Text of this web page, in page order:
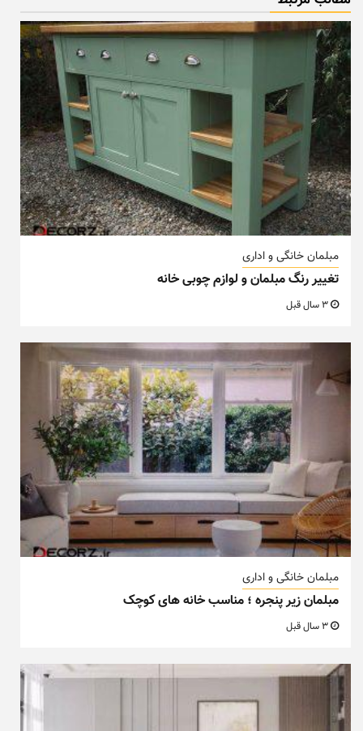
مبلمان خانگی و اداری
تغییر رنگ مبلمان و لوازم چوبی خانه
مبلمان خانگی و اداری
مبلمان زیر پنجره ؛ مناسب خانه های کوچک